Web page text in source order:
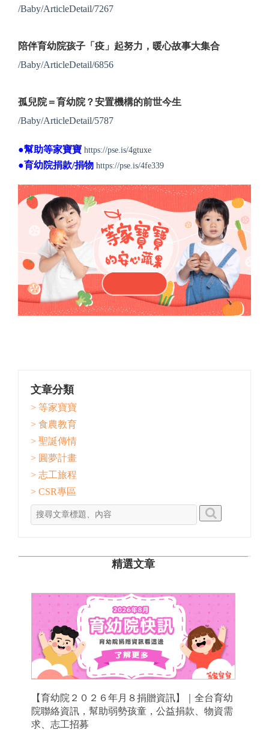
/Baby/ArticleDetail/7267
陪伴育幼院孩子「疫」起努力，暖心故事大集合
/Baby/ArticleDetail/6856
孤兒院＝育幼院？安置機構的前世今生
/Baby/ArticleDetail/5787
●幫助等家寶寶 https://pse.is/4gtuxe
●育幼院捐款/捐物 https://pse.is/4fe339
文章分類
> 等家寶寶
> 食農教育
> 聖誕傳情
> 圓夢計畫
> 志工旅程
> CSR專區
精選文章
【育幼院２０２６年月８捐贈資訊】｜全台育幼
院聯絡資訊，幫助弱勢孩童，公益捐款、物資需
求、志工招募